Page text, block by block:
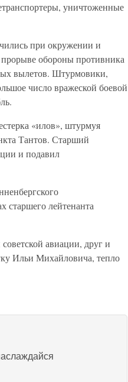
уничтоженные
при окружении и
обороны противника
вылетов. Штурмовики,
число вражеской боевой
«илов», штурмуя
Тантов. Старший
и подавил
старшего лейтенанта
авиации, друг и
Ильи Михайловича, тепло